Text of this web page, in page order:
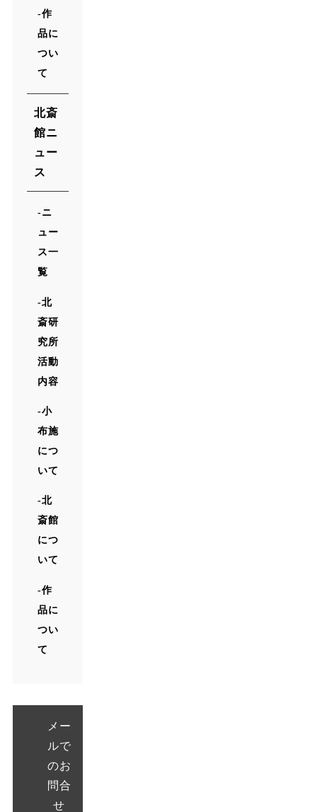
作
品に
つい
て
北斎
館ニ
ュー
ス
ニ
ュー
ス一
覧
北
斎研
究所
活動
内容
小
布施
につ
いて
北
斎館
につ
いて
作
品に
つい
て
メー
ルで
のお
問合
せ